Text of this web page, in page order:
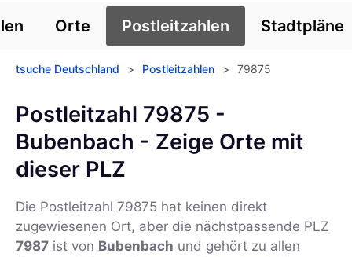
Orte Postleitzahlen Stadtpläne
tsuche Deutschland > Postleitzahlen > 79875
Postleitzahl 79875 -
Bubenbach - Zeige Orte mit
dieser PLZ
Die Postleitzahl 79875 hat keinen direkt
zugewiesenen Ort, aber die nächstpassende PLZ
7987 ist von Bubenbach und gehört zu allen